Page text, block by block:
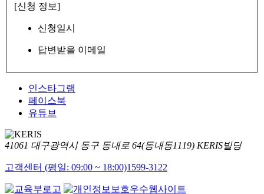
[신청 정보]
신청일시
답변받을 이메일
인스타그램
페이스북
유튜브
41061 대구광역시 동구 동내로 64(동내동1119) KERIS빌딩
고객센터 (평일: 09:00 ~ 18:00)1599-3122